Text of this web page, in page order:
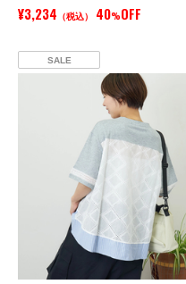
¥3,234 （税込） 40%OFF
SALE